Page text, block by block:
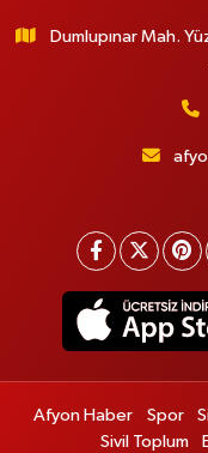
Dumlupınar Mah.
Afyon Haber Spor
Sivil Toplum